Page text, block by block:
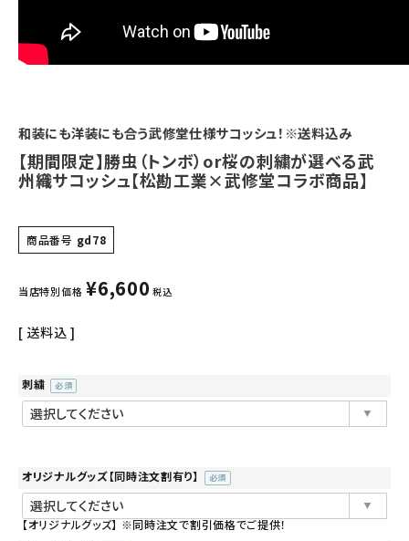
和装にも洋装にも合う武修堂仕様サコッシュ！※送料込み
【期間限定】勝虫（トンボ）or桜の刺繍が選べる武
州織サコッシュ【松勘工業×武修堂コラボ商品】
商品番号 gd78
当店特別価格 ¥6,600 税込
送料込
刺繍
(必
須)
オリジナルグッズ【同時注文割有り】
(必
【オリジナルグッズ】 ※同時注文で割引価格でご提供！